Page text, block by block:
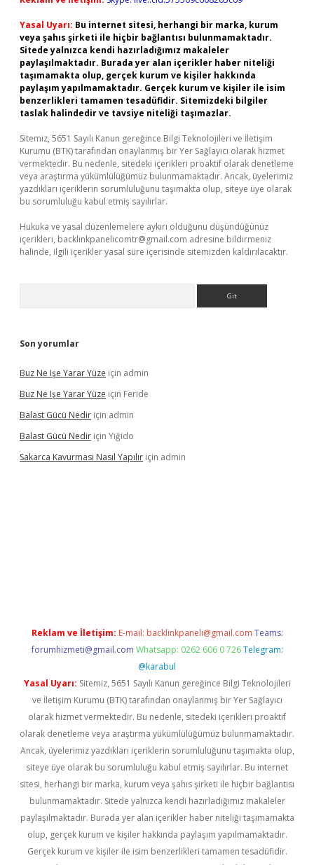
Yasal Uyarı: Bu internet sitesi, herhangi bir marka, kurum
veya şahıs şirketi ile hiçbir bağlantısı bulunmamaktadır.
Sitede yalnızca kendi hazırladığımız makaleler
paylaşılmaktadır. Burada yer alan içerikler haber niteliği
taşımamakta olup, gerçek kurum ve kişiler hakkında
paylaşım yapılmamaktadır. Gerçek kurum ve kişiler ile isim
benzerlikleri tamamen tesadüfidir. Sitemizdeki bilgiler
taslak halindedir ve tavsiye niteliği taşımazlar.
Sitemiz, 5651 Sayılı Kanun gereğince Bilgi Teknolojileri ve İletişim
Kurumu (BTK) tarafından onaylanmış bir Yer Sağlayıcı olarak hizmet
vermektedir. Bu nedenle, sitedeki içerikleri proaktif olarak denetleme
veya araştırma yükümlülüğümüz bulunmamaktadır. Ancak, üyelerimiz
yazdıkları içeriklerin sorumluluğunu taşımakta olup, siteye üye olarak
bu sorumluluğu kabul etmiş sayılırlar.
Hukuka ve yasal düzenlemelere aykırı olduğunu düşündüğünüz
içerikleri, backlinkpanelicomtr@gmail.com adresine bildirmeniz
halinde, ilgili içerikler yasal süre içerisinde sitemizden kaldırılacaktır.
Son yorumlar
Buz Ne Işe Yarar Yüze için admin
Buz Ne Işe Yarar Yüze için Feride
Balast Gücü Nedir için admin
Balast Gücü Nedir için Yiğido
Sakarca Kavurması Nasıl Yapılır için admin
Reklam ve İletişim: E-mail: backlinkpaneli@gmail.com Teams:
forumhizmeti@gmail.com Whatsapp: 0262 606 0 726 Telegram:
@karabul
Yasal Uyarı: Sitemiz, 5651 Sayılı Kanun gereğince Bilgi Teknolojileri
ve İletişim Kurumu (BTK) tarafından onaylanmış bir Yer Sağlayıcı
olarak hizmet vermektedir. Bu nedenle, sitedeki içerikleri proaktif
olarak denetleme veya araştırma yükümlülüğümüz bulunmamaktadır.
Ancak, üyelerimiz yazdıkları içeriklerin sorumluluğunu taşımakta olup,
siteye üye olarak bu sorumluluğu kabul etmiş sayılırlar. Bu internet
sitesi, herhangi bir marka, kurum veya şahıs şirketi ile hiçbir bağlantısı
bulunmamaktadır. Sitede yalnızca kendi hazırladığımız makaleler
paylaşılmaktadır. Burada yer alan içerikler haber niteliği taşımamakta
olup, gerçek kurum ve kişiler hakkında paylaşım yapılmamaktadır.
Gerçek kurum ve kişiler ile isim benzerlikleri tamamen tesadüfidir.